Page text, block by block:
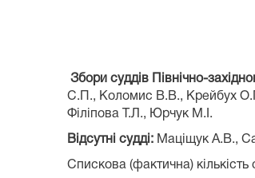
Збори суддів Північно-
С.П., Коломис В.В., Крейбух
Філіпова Т.Л., Юрчук М.І.
Відсутні судді: Маціщук А.В.,
Спискова (фактична) кількість